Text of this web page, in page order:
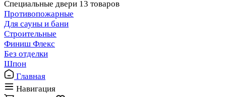
Специальные двери 13 товаров
Противопожарные
Для сауны и бани
Строительные
Финиш Флекс
Без отделки
Шпон
Главная
Навигация